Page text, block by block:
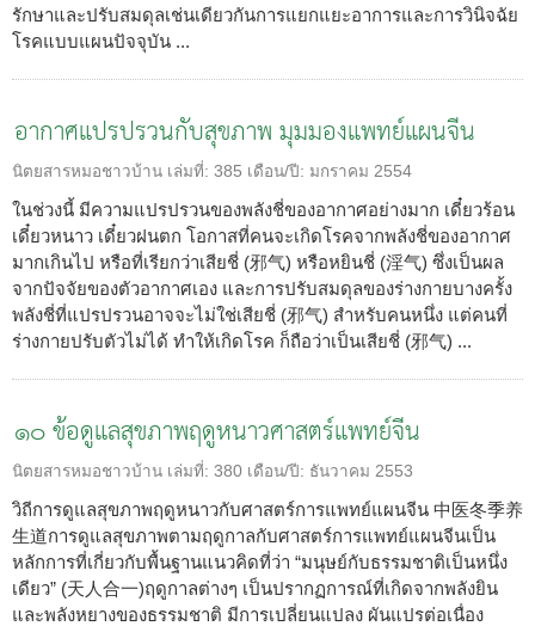
รักษาและปรับสมดุลเช่นเดียวกันการแยกแยะอาการและการวินิจฉัย
โรคแบบแผนปัจจุบัน ...
อากาศแปรปรวนกับสุขภาพ มุมมองแพทย์แผนจีน
นิตยสารหมอชาวบ้าน เล่มที่: 385 เดือน/ปี: มกราคม 2554
ในช่วงนี้ มีความแปรปรวนของพลังชี่ของอากาศอย่างมาก เดี๋ยวร้อน
เดี๋ยวหนาว เดี๋ยวฝนตก โอกาสที่คนจะเกิดโรคจากพลังชี่ของอากาศ
มากเกินไป หรือที่เรียกว่าเสียชี่ (邪气) หรือหยินชี่ (淫气) ซึ่งเป็นผล
จากปัจจัยของตัวอากาศเอง และการปรับสมดุลของร่างกายบางครั้ง
พลังชี่ที่แปรปรวนอาจจะไม่ใช่เสียชี่ (邪气) สำหรับคนหนึ่ง แต่คนที่
ร่างกายปรับตัวไม่ได้ ทำให้เกิดโรค ก็ถือว่าเป็นเสียชี่ (邪气) ...
๑๐ ข้อดูแลสุขภาพฤดูหนาวศาสตร์แพทย์จีน
นิตยสารหมอชาวบ้าน เล่มที่: 380 เดือน/ปี: ธันวาคม 2553
วิถีการดูแลสุขภาพฤดูหนาวกับศาสตร์การแพทย์แผนจีน 中医冬季养
生道การดูแลสุขภาพตามฤดูกาลกับศาสตร์การแพทย์แผนจีนเป็น
หลักการที่เกี่ยวกับพื้นฐานแนวคิดที่ว่า “มนุษย์กับธรรมชาติเป็นหนึ่ง
เดียว” (天人合一)ฤดูกาลต่างๆ เป็นปรากฏการณ์ที่เกิดจากพลังยิน
และพลังหยางของธรรมชาติ มีการเปลี่ยนแปลง ผันแปรต่อเนื่อง